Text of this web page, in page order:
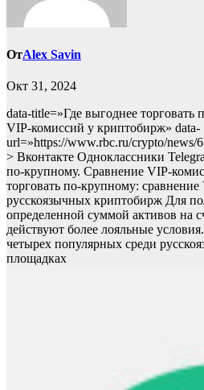
ОтAlex Savin
Окт 31, 2024
data-title=»Где выгоднее
VIP-комиссий у криптобирж» data-
url=»https://www.rbc.ru/crypto/news/
> Вконтакте Одноклассники
по-крупному. Сравнение VIP-
торговать по-крупному:
русскоязычных криптобирж Для
определенной суммой активов на
действуют более лояльные
четырех популярных среди
площадках